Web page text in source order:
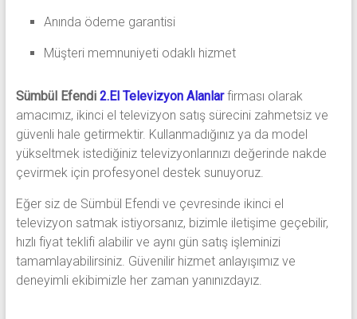
Anında ödeme garantisi
Müşteri memnuniyeti odaklı hizmet
Sümbül Efendi 2.El Televizyon Alanlarfirması olarak
amacımız, ikinci el televizyon satış sürecini zahmetsiz ve
güvenli hale getirmektir. Kullanmadığınız ya da model
yükseltmek istediğiniz televizyonlarınızı değerinde nakde
çevirmek için profesyonel destek sunuyoruz.
Eğer siz de Sümbül Efendi ve çevresinde ikinci el
televizyon satmak istiyorsanız, bizimle iletişime geçebilir,
hızlı fiyat teklifi alabilir ve aynı gün satış işleminizi
tamamlayabilirsiniz. Güvenilir hizmet anlayışımız ve
deneyimli ekibimizle her zaman yanınızdayız.